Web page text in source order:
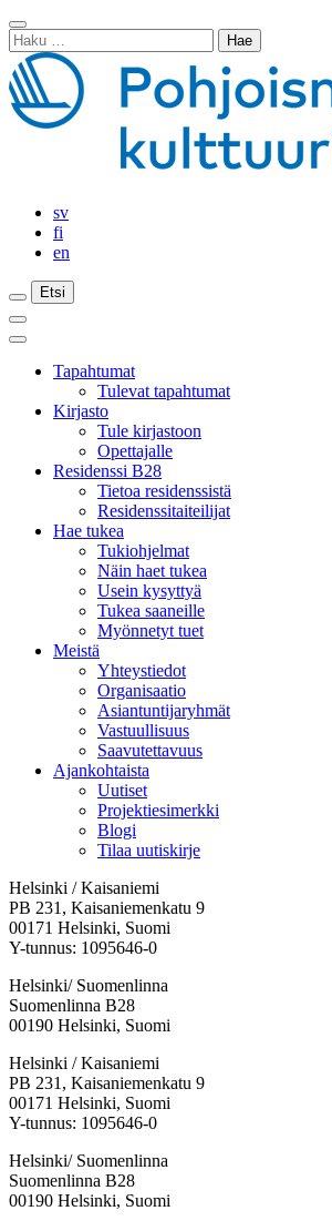
Siirry
sisältöön
Sulje
haku
Haku:
sv
fi
en
Etsi
Etsi
Etsi
Päävalikko
Sulje
päävalikkoTapahtumat
Tulevat tapahtumat
Kirjasto
Tule kirjastoon
Opettajalle
Residenssi B28
Tietoa residenssistä
Residenssitaiteilijat
Hae tukea
Tukiohjelmat
Näin haet tukea
Usein kysyttyä
Tukea saaneille
Myönnetyt tuet
Meistä
Yhteystiedot
Organisaatio
Asiantuntijaryhmät
Vastuullisuus
Saavutettavuus
Ajankohtaista
Uutiset
Projektiesimerkki
Blogi
Tilaa uutiskirje
Helsinki / Kaisaniemi
PB 231, Kaisaniemenkatu 9
00171 Helsinki, Suomi
Y-tunnus: 1095646-0
Helsinki/ Suomenlinna
Suomenlinna B28
00190 Helsinki, Suomi
Facebook:
Avataan
uuteen
välilehteen
Instagram:
Avataan
uuteen
välilehteen
TikTok:
Avataan
uuteen
välilehteen
Youtube:
Avataan
uuteen
välilehteen
Vimeo:
Avataan
uuteen
välilehteen
Helsinki / Kaisaniemi
PB 231, Kaisaniemenkatu 9
00171 Helsinki, Suomi
Y-tunnus: 1095646-0
Helsinki/ Suomenlinna
Suomenlinna B28
00190 Helsinki, Suomi